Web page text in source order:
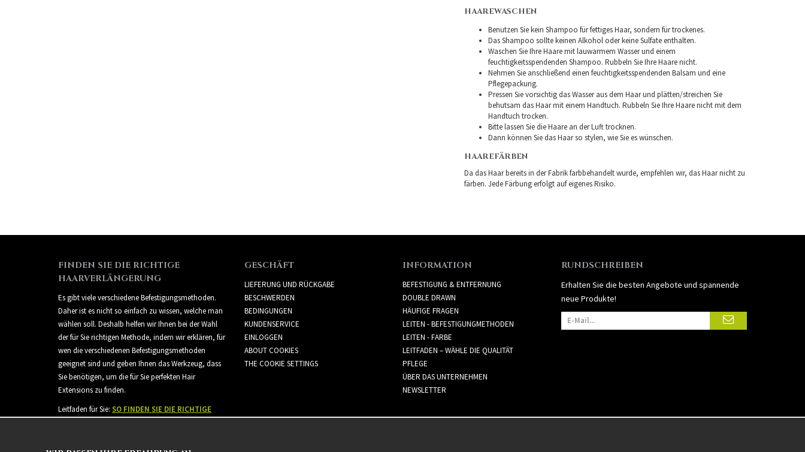
HAAREWASCHEN
Benutzen Sie kein Shampoo für fettiges Haar, sondern für trockenes.
Das Shampoo sollte keinen Alkohol oder keine Sulfate enthalten.
Waschen Sie Ihre Haare mit lauwarmem Wasser und einem
feuchtigkeitsspendenden Shampoo. Rubbeln Sie Ihre Haare nicht.
Nehmen Sie anschließend einen feuchtigkeitsspendenden Balsam und eine
Pflegepackung.
Pressen Sie vorsichtig das Wasser aus dem Haar und plätten/streichen Sie
behutsam das Haar mit einem Handtuch. Rubbeln Sie Ihre Haare nicht mit dem
Handtuch trocken.
Bitte lassen Sie die Haare an der Luft trocknen.
Dann können Sie das Haar so stylen, wie Sie es wünschen.
HAAREFÄRBEN
Da das Haar bereits in der Fabrik farbbehandelt wurde, empfehlen wir, das Haar nicht zu
färben. Jede Färbung erfolgt auf eigenes Risiko.
FINDEN SIE DIE RICHTIGE
HAARVERLÄNGERUNG
Es gibt viele verschiedene Befestigungsmethoden.
Daher ist es nicht so einfach zu wissen, welche man
wählen soll. Deshalb helfen wir Ihnen bei der Wahl
der für Sie richtigen Methode, indem wir erklären, für
wen die verschiedenen Befestigungsmethoden
geeignet sind und geben Ihnen das Werkzeug, dass
Sie benötigen, um die für Sie perfekten Hair
Extensions zu finden.
Leitfaden für Sie: SO FINDEN SIE DIE RICHTIGE
GESCHÄFT
LIEFERUNG UND RÜCKGABE
BESCHWERDEN
BEDINGUNGEN
KUNDENSERVICE
EINLOGGEN
ABOUT COOKIES
THE COOKIE SETTINGS
INFORMATION
BEFESTIGUNG & ENTFERNUNG
DOUBLE DRAWN
HÄUFIGE FRAGEN
LEITEN - BEFESTIGUNGMETHODEN
LEITEN - FARBE
LEITFADEN – WÄHLE DIE QUALITÄT
PFLEGE
ÜBER DAS UNTERNEHMEN
NEWSLETTER
RUNDSCHREIBEN
Erhalten Sie die besten Angebote und spannende
neue Produkte!